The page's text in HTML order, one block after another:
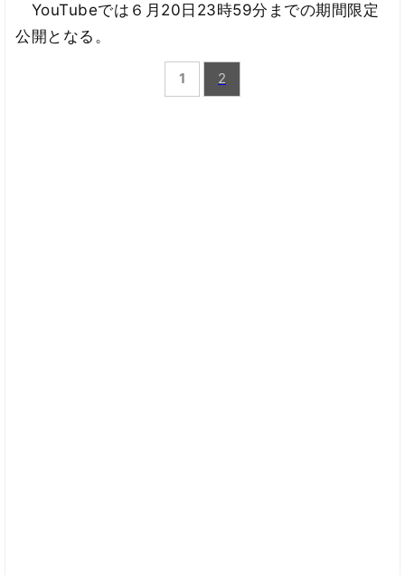
YouTubeでは６月20日23時59分までの期間限定
公開となる。
1 2